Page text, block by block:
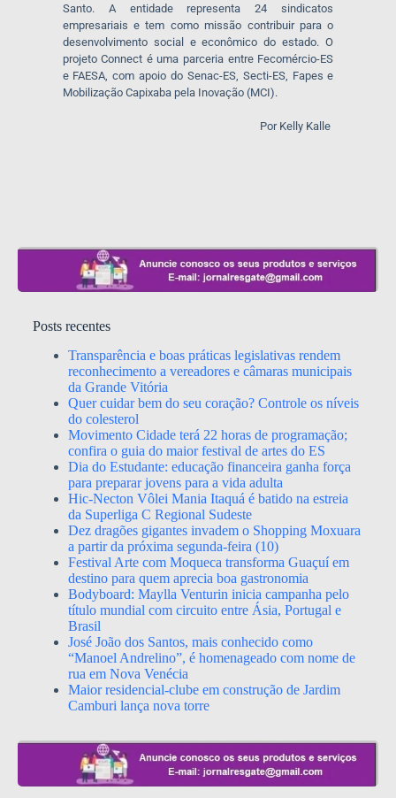
Santo. A entidade representa 24 sindicatos
empresariais e tem como missão contribuir para o
desenvolvimento social e econômico do estado. O
projeto Connect é uma parceria entre Fecomércio-ES
e FAESA, com apoio do Senac-ES, Secti-ES, Fapes e
Mobilização Capixaba pela Inovação (MCI).
Por Kelly Kalle
Posts recentes
Transparência e boas práticas legislativas rendem
reconhecimento a vereadores e câmaras municipais
da Grande Vitória
Quer cuidar bem do seu coração? Controle os níveis
do colesterol
Movimento Cidade terá 22 horas de programação;
confira o guia do maior festival de artes do ES
Dia do Estudante: educação financeira ganha força
para preparar jovens para a vida adulta
Hic-Necton Vôlei Mania Itaquá é batido na estreia
da Superliga C Regional Sudeste
Dez dragões gigantes invadem o Shopping Moxuara
a partir da próxima segunda-feira (10)
Festival Arte com Moqueca transforma Guaçuí em
destino para quem aprecia boa gastronomia
Bodyboard: Maylla Venturin inicia campanha pelo
título mundial com circuito entre Ásia, Portugal e
Brasil
José João dos Santos, mais conhecido como
“Manoel Andrelino”, é homenageado com nome de
rua em Nova Venécia
Maior residencial-clube em construção de Jardim
Camburi lança nova torre